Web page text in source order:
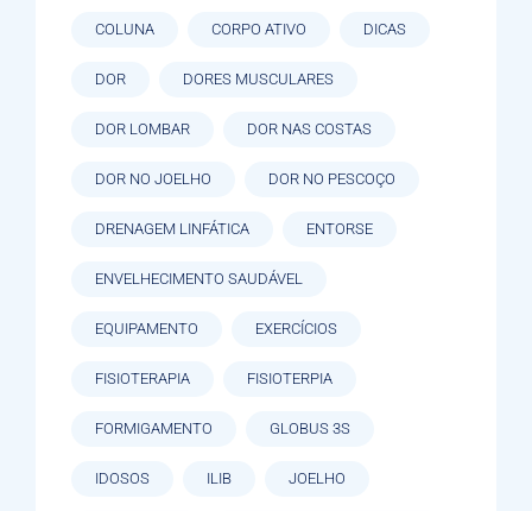
COLUNA CORPO ATIVO DICAS
DOR DORES MUSCULARES
DOR LOMBAR DOR NAS COSTAS
DOR NO JOELHO DOR NO PESCOÇO
DRENAGEM LINFÁTICA ENTORSE
ENVELHECIMENTO SAUDÁVEL
EQUIPAMENTO EXERCÍCIOS
FISIOTERAPIA FISIOTERPIA
FORMIGAMENTO GLOBUS 3S
IDOSOS ILIB JOELHO